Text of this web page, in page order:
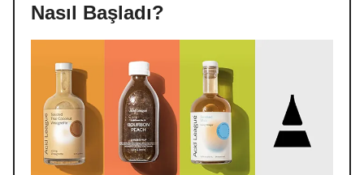
Nasıl Başladı?